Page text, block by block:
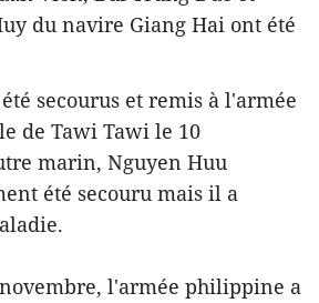
du navire Giang Hai ont été
secourus et remis à l'armée
de Tawi Tawi le 10
marin, Nguyen Huu
été secouru mais il a
l'armée philippine a